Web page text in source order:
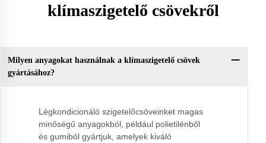
klímaszigetelő csövekről
Milyen anyagokat használnak a klímaszigetelő csövek
gyártásához?
Légkondicionáló szigetelőcsöveinket magas
minőségű anyagokból, például polietilénből
és gumiból gyártjuk, amelyek kiváló